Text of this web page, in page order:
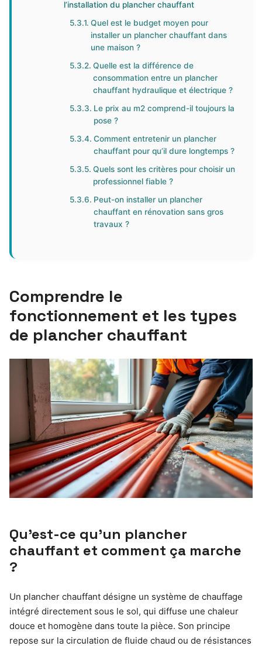
l’installation du plancher chauffant
Quel est le budget moyen pour
installer un plancher chauffant dans
une maison ?
Quelle est la différence de
consommation entre un plancher
chauffant hydraulique et électrique ?
Le prix au m2 comprend-il toujours la
pose ?
Comment entretenir un plancher
chauffant pour qu’il dure longtemps ?
Quels sont les critères pour choisir un
professionnel fiable ?
Peut-on installer un plancher
chauffant en rénovation sans gros
travaux ?
Comprendre le
fonctionnement et les types
de plancher chauffant
Qu’est-ce qu’un plancher
chauffant et comment ça marche
?
Un plancher chauffant désigne un système de chauffage
intégré directement sous le sol, qui diffuse une chaleur
douce et homogène dans toute la pièce. Son principe
repose sur la circulation de fluide chaud ou de résistances